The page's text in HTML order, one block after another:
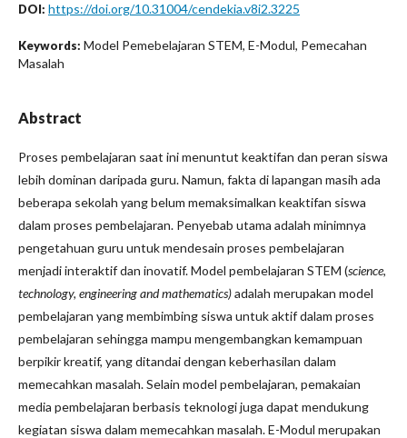
DOI: https://doi.org/10.31004/cendekia.v8i2.3225
Keywords: Model Pemebelajaran STEM, E-Modul, Pemecahan
Masalah
Abstract
Proses pembelajaran saat ini menuntut keaktifan dan peran siswa
lebih dominan daripada guru. Namun, fakta di lapangan masih ada
beberapa sekolah yang belum memaksimalkan keaktifan siswa
dalam proses pembelajaran. Penyebab utama adalah minimnya
pengetahuan guru untuk mendesain proses pembelajaran
menjadi interaktif dan inovatif. Model pembelajaran STEM (science,
technology, engineering and mathematics)adalah merupakan model
pembelajaran yang membimbing siswa untuk aktif dalam proses
pembelajaran sehingga mampu mengembangkan kemampuan
berpikir kreatif, yang ditandai dengan keberhasilan dalam
memecahkan masalah. Selain model pembelajaran, pemakaian
media pembelajaran berbasis teknologi juga dapat mendukung
kegiatan siswa dalam memecahkan masalah. E-Modul merupakan